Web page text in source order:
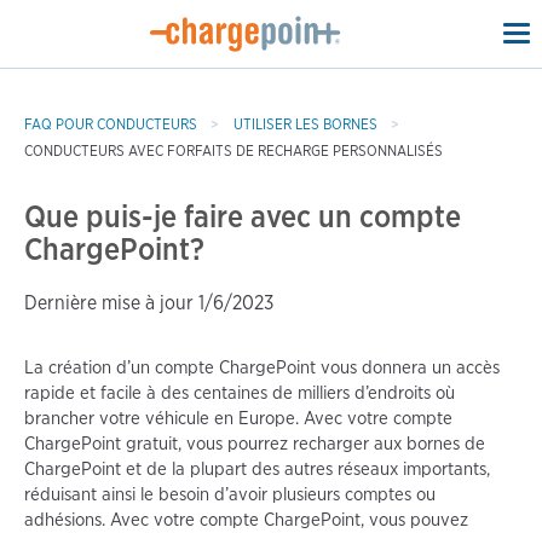
FAQ POUR CONDUCTEURS
UTILISER LES BORNES
CONDUCTEURS AVEC FORFAITS DE RECHARGE PERSONNALISÉS
Que puis-je faire avec un compte
ChargePoint?
Dernière mise à jour 1/6/2023
La création d’un compte ChargePoint vous donnera un accès
rapide et facile à des centaines de milliers d’endroits où
brancher votre véhicule en Europe. Avec votre compte
ChargePoint gratuit, vous pourrez recharger aux bornes de
ChargePoint et de la plupart des autres réseaux importants,
réduisant ainsi le besoin d’avoir plusieurs comptes ou
adhésions. Avec votre compte ChargePoint, vous pouvez